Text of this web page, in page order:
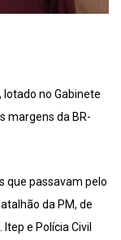
no Gabinete
margens da BR-
que passavam pelo
da PM, de
e Polícia Civil